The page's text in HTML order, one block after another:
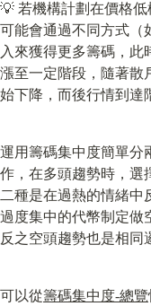
💡 若機構計劃在價格
可能會通過不同方式（
入來獲得更多籌碼，此
漲至一定階段，隨著散
始下降，而後行情到達
運用籌碼集中度簡單分
作，在多頭趨勢時，選
二種是在過熱的情緒中
過度集中的代幣制定做
反之空頭趨勢也是相同
可以從籌碼集中度-總覽